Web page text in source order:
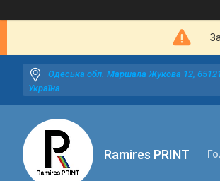
Одеська обл. Маршала Жукова 12,
Україна
Ramires PRINT